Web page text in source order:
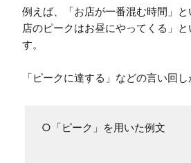
例えば、「お店が一番混む時間」
店のピークはお昼にやってくる」
す。
「ピークに達する」などの言い回し
○「ピーク」を用いた例文